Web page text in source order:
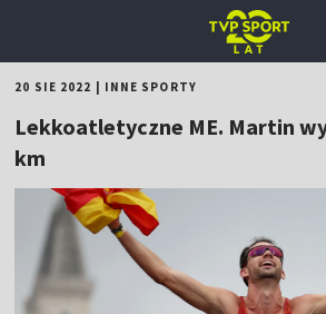
20 SIE 2022 INNE SPORTY
Lekkoatletyczne ME. Martin
km